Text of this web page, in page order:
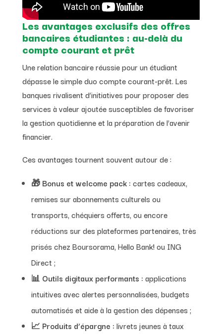
Les avantages exclusifs des offres
bancaires étudiantes : au-delà du
compte courant et prêt
Une relation bancaire réussie pour un étudiant
dépasse le simple duo compte courant-prêt. Les
banques rivalisent d’initiatives pour proposer des
services à valeur ajoutée susceptibles de favoriser
la gestion quotidienne et la préparation de l’avenir
financier.
Ces avantages tournent souvent autour de :
🎁 Bonus et welcome pack : cartes cadeaux,
remises sur abonnements culturels ou
transports, chéquiers offerts, ou encore
réductions sur des plateformes partenaires, très
prisés chez Boursorama, Hello Bank! ou ING
Direct ;
📊 Outils digitaux performants : applications
intuitives avec alertes personnalisées, budgets
automatisés et aide à la gestion des dépenses ;
📈 Produits d’épargne : livrets jeunes à taux